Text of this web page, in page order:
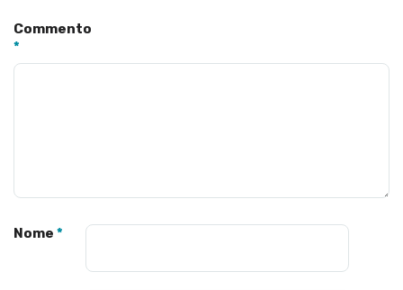
Commento
*
Nome *